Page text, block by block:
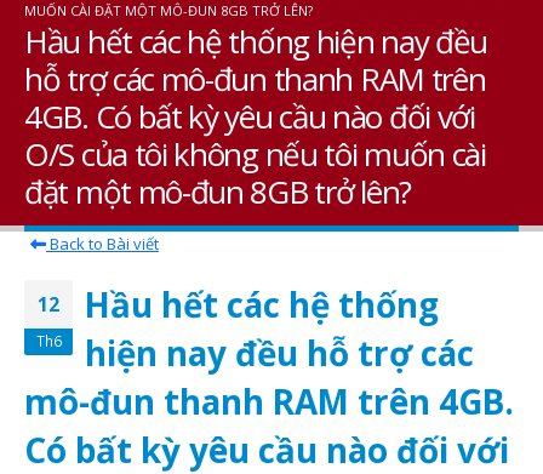
MUỐN CÀI ĐẶT MỘT MÔ-ĐUN 8GB TRỞ LÊN?
Hầu hết các hệ thống hiện nay đều
hỗ trợ các mô-đun thanh RAM trên
4GB. Có bất kỳ yêu cầu nào đối với
O/S của tôi không nếu tôi muốn cài
đặt một mô-đun 8GB trở lên?
Back to Bài viết
12
Th6
Hầu hết các hệ thống
hiện nay đều hỗ trợ các
mô-đun thanh RAM trên 4GB.
Có bất kỳ yêu cầu nào đối với